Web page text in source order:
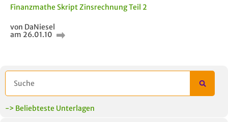
Finanzmathe Skript Zinsrechnung Teil 2
von DaNiesel
am 26.01.10
-> Beliebteste Unterlagen